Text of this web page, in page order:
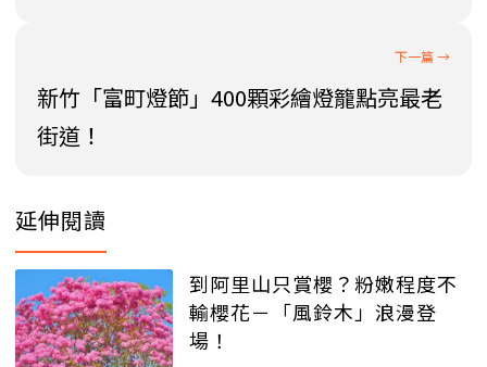
新竹「富町燈節」400顆彩繪燈籠點亮最老
街道！
延伸閱讀
到阿里山只賞櫻？粉嫩程度不
輸櫻花－「風鈴木」浪漫登
場！